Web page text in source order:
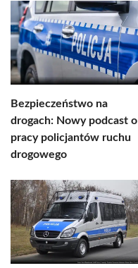
Bezpieczeństwo na
drogach: Nowy podcast o
pracy policjantów ruchu
drogowego